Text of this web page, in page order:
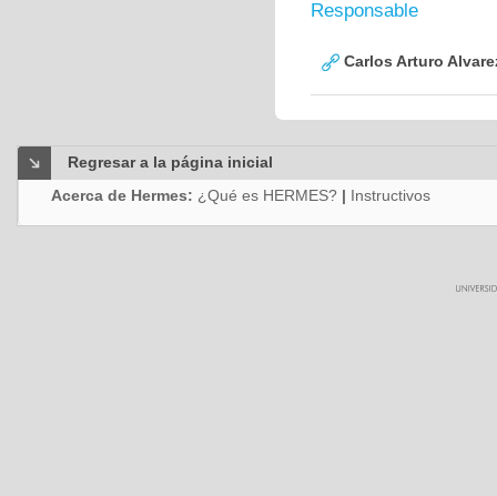
Responsable
Carlos Arturo
Regresar a la página inicial
Acerca de Hermes: ¿Qué es HERMES? | Instructivos